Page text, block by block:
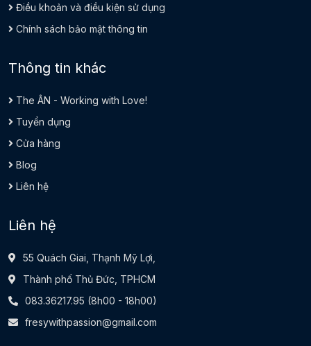
Điều khoản và điều kiện sử dụng
Chính sách bảo mật thông tin
Thông tin khác
The ÂN - Working with Love!
Tuyển dụng
Cửa hàng
Blog
Liên hệ
Liên hệ
55 Quách Giai, Thạnh Mỹ Lợi,
Thành phố Thủ Đức, TPHCM
083.36217.95 (8h00 - 18h00)
fresywithpassion@gmail.com